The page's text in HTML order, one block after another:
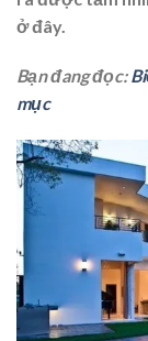
ở đây.
Bạn đang đọc:
mục